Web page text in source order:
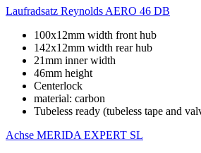
Laufradsatz Reynolds AERO 46 DB
100x12mm width front hub
142x12mm width rear hub
21mm inner width
46mm height
Centerlock
material: carbon
Tubeless ready (tubeless tape and
Achse MERIDA EXPERT SL